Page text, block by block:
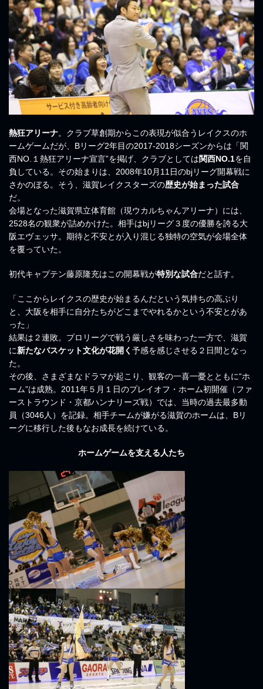
熱狂アリーナ。クラブ草創期からこの表現が似合うレイクスのホ
ームゲームだが、Bリーグ2年目の2017-2018シーズンからは「関
西NO.１熱狂アリーナ宣言”を掲げ、クラブとしては関西NO.1を自
負している。その始まりは、2008年10月11日のbjリーグ開幕戦に
さかのぼる。そう、滋賀レイクスターズの歴史が始まった試合
だ。
会場となった滋賀県立体育館（現ウカルちゃんアリーナ）には、
2528名の観衆が詰めかけた。相手はbjリーグ３度の優勝を誇る大
阪エヴェッサ。期待と不安とが入り混じる独特の空気が会場全体
を覆っていた。
初代キャプテン藤原隆充はこの開幕戦が特別な試合だと話す。
「ここからレイクスの歴史が始まるんだという気持ちの高ぶり
と、大阪を相手に自分たちがどこまでやれるかという不安とがあ
った」
結果は２連敗。プロリーグで戦う厳しさを味わった一方で、滋賀
に新たなバスケット文化が花開く 予感を感じさせる２日間となっ
た。
その後、さまざまなドラマが起こり、観客の一喜一憂とともに“ホ
ーム”は成熟。2011年５月１日のプレイオフ・ホーム初開催（ファ
ーストラウンド・京都ハンナリーズ戦）では、当時の過去最多動
員（3046人）を記録。相手チームが嫌がる滋賀のホームは、Bリ
ーグに移行した後もなお成長を続けている。
ホームゲームを支える人たち